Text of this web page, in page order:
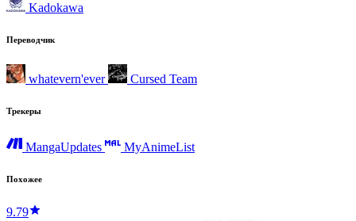
Kadokawa
Переводчик
whatevern'ever Cursed Team
Трекеры
MangaUpdates MyAnimeList
Похожее
9.79